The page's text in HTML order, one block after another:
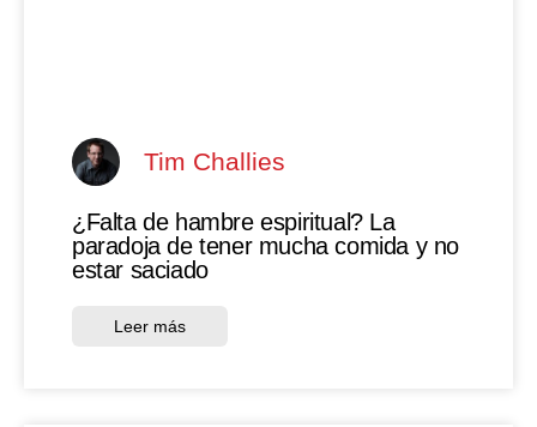
Tim Challies
¿Falta de hambre espiritual? La
paradoja de tener mucha comida y no
estar saciado
Leer más